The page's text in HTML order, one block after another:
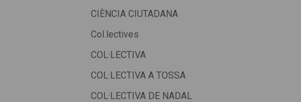
CIÈNCIA CIUTADANA
Col.lectives
COL·LECTIVA
COL·LECTIVA A TOSSA
COL·LECTIVA DE NADAL